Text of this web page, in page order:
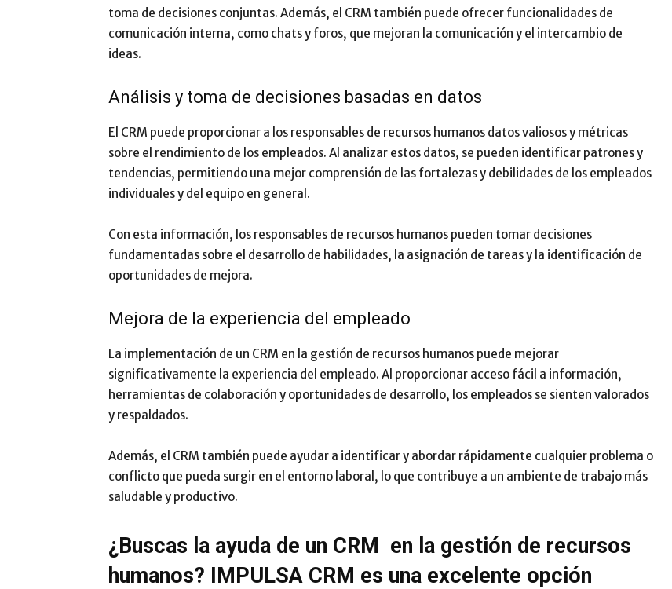
toma de decisiones conjuntas. Además, el CRM también puede ofrecer funcionalidades de
comunicación interna, como chats y foros, que mejoran la comunicación y el intercambio de
ideas.
Análisis y toma de decisiones basadas en datos
El CRM puede proporcionar a los responsables de recursos humanos datos valiosos y métricas
sobre el rendimiento de los empleados. Al analizar estos datos, se pueden identificar patrones y
tendencias, permitiendo una mejor comprensión de las fortalezas y debilidades de los empleados
individuales y del equipo en general.
Con esta información, los responsables de recursos humanos pueden tomar decisiones
fundamentadas sobre el desarrollo de habilidades, la asignación de tareas y la identificación de
oportunidades de mejora.
Mejora de la experiencia del empleado
La implementación de un CRM en la gestión de recursos humanos puede mejorar
significativamente la experiencia del empleado. Al proporcionar acceso fácil a información,
herramientas de colaboración y oportunidades de desarrollo, los empleados se sienten valorados
y respaldados.
Además, el CRM también puede ayudar a identificar y abordar rápidamente cualquier problema o
conflicto que pueda surgir en el entorno laboral, lo que contribuye a un ambiente de trabajo más
saludable y productivo.
¿Buscas la ayuda de un CRM en la gestión de recursos
humanos? IMPULSA CRM es una excelente opción